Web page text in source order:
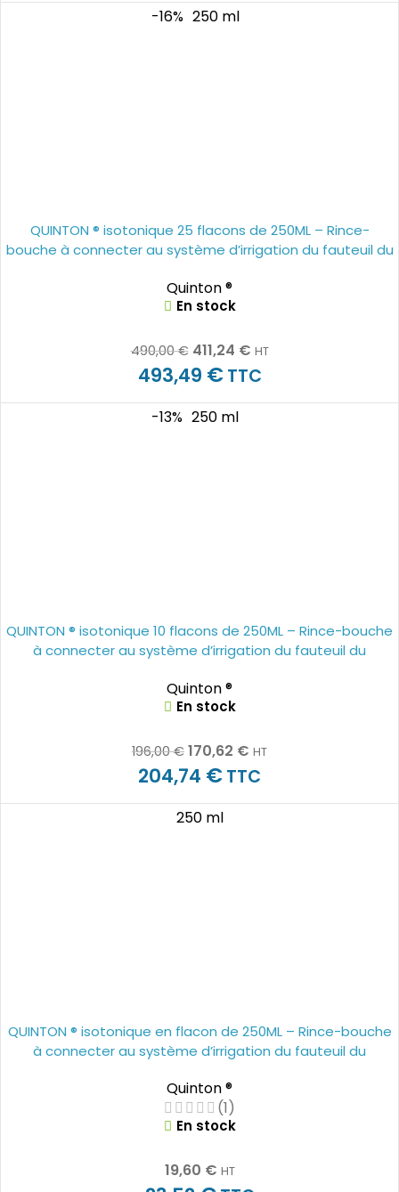
-16% 250 ml
QUINTON ® isotonique 25 flacons de 250ML – Rince-
bouche à connecter au système d’irrigation du fauteuil du
Quinton ®
En stock
490,00€ 411,24 € HT
493,49 € TTC
-13% 250 ml
QUINTON ® isotonique 10 flacons de 250ML – Rince-bouche
à connecter au système d’irrigation du fauteuil du
Quinton ®
En stock
196,00€ 170,62 € HT
204,74 €TTC
250 ml
QUINTON ® isotonique en flacon de 250ML – Rince-bouche
à connecter au système d’irrigation du fauteuil du
Quinton ®
(1)
En stock
19,60 € HT